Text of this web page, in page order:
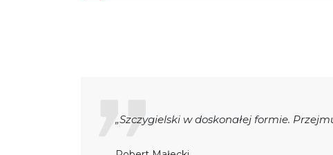
„Szczygielski w doskonałej formie.